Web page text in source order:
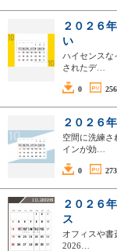
２０２６
い
ハイセンスな
されたデ…
0 256
２０２６
空間に洗練さ
インが効…
0 273
２０２６
ス
オフィスや書
2026…